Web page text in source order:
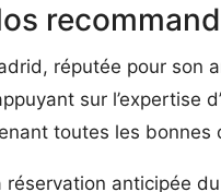
réputée pour son
sur
toutes les
réservation anticipée